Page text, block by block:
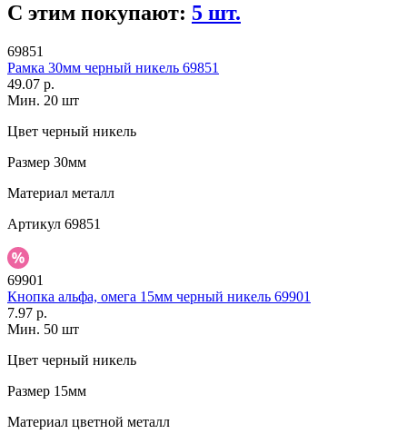
С этим покупают: 5 шт.
69851
Рамка 30мм черный никель 69851
49.07 р.
Мин. 20 шт
Цвет черный никель
Размер 30мм
Материал металл
Артикул 69851
69901
Кнопка альфа, омега 15мм черный никель 69901
7.97 р.
Мин. 50 шт
Цвет черный никель
Размер 15мм
Материал цветной металл